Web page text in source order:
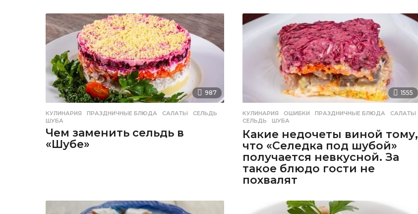
987
КУЛИНАРИЯ ПРАЗДНИЧНЫЕ БЛЮДА ,САЛАТЫ ,СЕЛЬДЬ
ШУБА
Чем заменить сельдь в
«Шубе»
1555
КУЛИНАРИЯ ОШИБКИ ,ПРАЗДНИЧНЫЕ БЛЮДА ,САЛАТЫ
СЕЛЬДЬ
,ШУБА
Какие недочеты виной тому,
что «Селедка под шубой»
получается невкусной. За
такое блюдо гости не
похвалят